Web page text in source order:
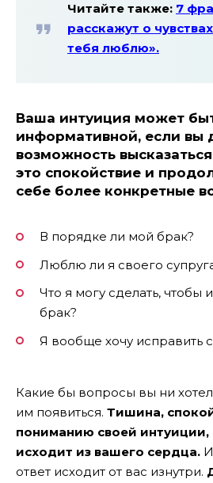
Читайте также: 7
расскажут о
тебя люблю».
Ваша интуиция может
информативной, если вы
возможность
это спокойствие и
себе более конкретные
В порядке ли мой брак?
Люблю ли я своего
Что я могу сделать, чтобы
брак?
Я вообще хочу исправить
Какие бы вопросы вы ни
им появиться. Тишина,
пониманию своей интуиции,
исходит из вашего сердца.
ответ исходит от вас изнутри.